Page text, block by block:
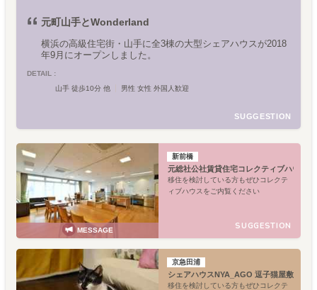
元町山手とWonderland
横浜の高級住宅街・山手に全3棟の大型シェアハウスが2018
年9月にオープンしました。
DETAIL :
山手 徒歩10分 他
男性 女性 外国人歓迎
SUGGESTION
MESSAGE
新前橋
元総社公社賃貸住宅コレクティブハウス
移住を検討している方もぜひコレクテ
ィブハウスをご内覧ください
SUGGESTION
京急田浦
シェアハウスNYA_AGO 逗子猫屋敷
移住を検討している方もぜひコレクテ